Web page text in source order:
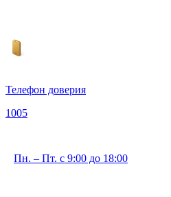
Телефон доверия
1005
Пн. – Пт. с 9:00 до 18:00